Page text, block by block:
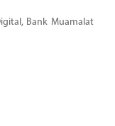
Bank Muamalat